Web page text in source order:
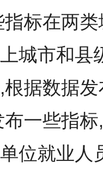
标在两
城市和县
据数据
布一些指
位就业人